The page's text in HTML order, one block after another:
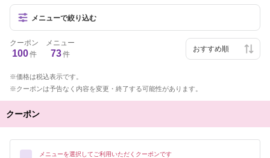
メニューで絞り込む
クーポン
100件
メニュー
73件
価格は税込表示です。
クーポンは予告なく内容を変更・終了する可能性があります。
クーポン
メニューを選択してご利用いただくクーポンです